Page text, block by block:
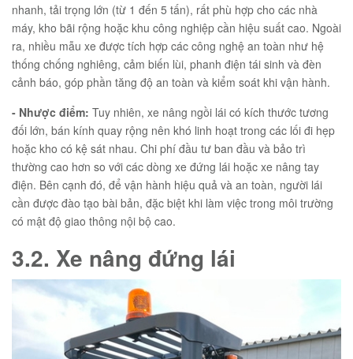
nhanh, tải trọng lớn (từ 1 đến 5 tấn), rất phù hợp cho các nhà
máy, kho bãi rộng hoặc khu công nghiệp cần hiệu suất cao. Ngoài
ra, nhiều mẫu xe được tích hợp các công nghệ an toàn như hệ
thống chống nghiêng, cảm biến lùi, phanh điện tái sinh và đèn
cảnh báo, góp phần tăng độ an toàn và kiểm soát khi vận hành.
- Nhược điểm: Tuy nhiên, xe nâng ngồi lái có kích thước tương
đối lớn, bán kính quay rộng nên khó linh hoạt trong các lối đi hẹp
hoặc kho có kệ sát nhau. Chi phí đầu tư ban đầu và bảo trì
thường cao hơn so với các dòng xe đứng lái hoặc xe nâng tay
điện. Bên cạnh đó, để vận hành hiệu quả và an toàn, người lái
cần được đào tạo bài bản, đặc biệt khi làm việc trong môi trường
có mật độ giao thông nội bộ cao.
3.2. Xe nâng đứng lái